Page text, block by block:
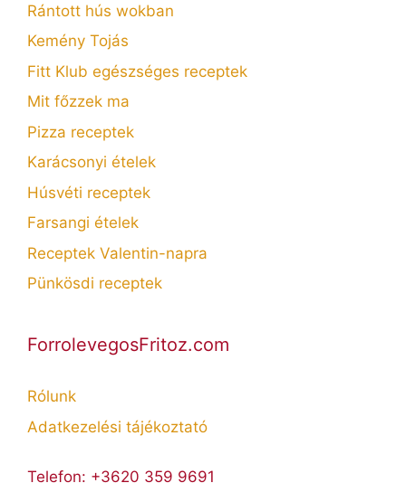
Rántott hús wokban
Kemény Tojás
Fitt Klub egészséges receptek
Mit főzzek ma
Pizza receptek
Karácsonyi ételek
Húsvéti receptek
Farsangi ételek
Receptek Valentin-napra
Pünkösdi receptek
ForrolevegosFritoz.com
Rólunk
Adatkezelési tájékoztató
Telefon: +3620 359 9691